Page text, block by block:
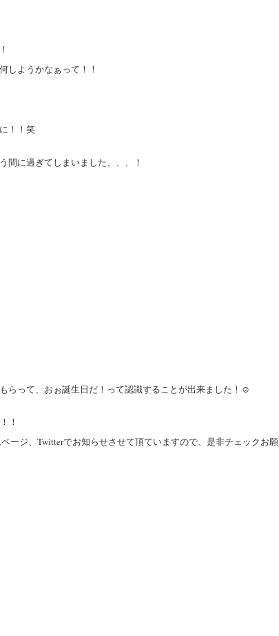
しようかなぁって！！
！！笑
間に過ぎてしまいました、、、！
らって、おぉ誕生日だ！って認識することが出来ました！☺️
！
ージ、Twitterでお知らせさせて頂ていますので、是非チェックお願